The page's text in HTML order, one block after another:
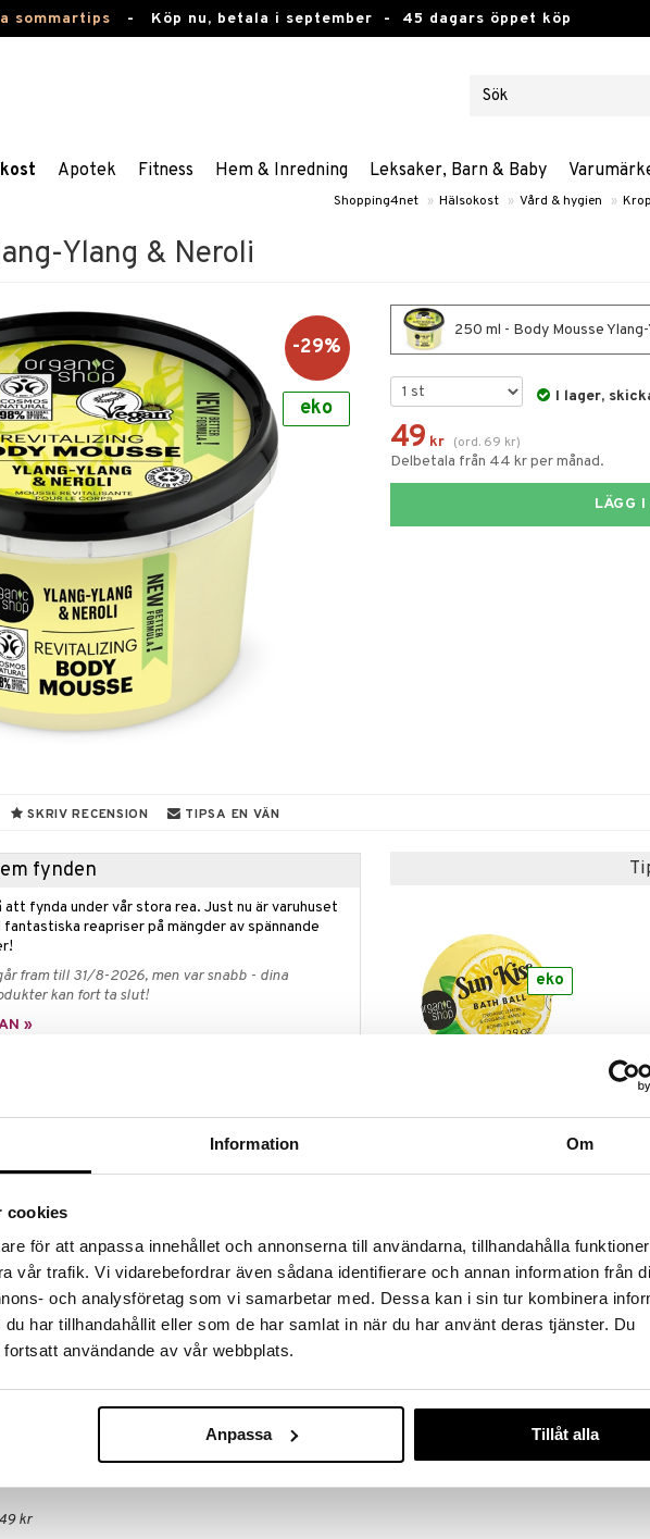
Information Om
cookies
för att anpassa innehållet och annonserna till användarna, tillhandahålla
vår trafik. Vi vidarebefordrar även sådana identifierare och annan information från
och analysföretag som vi samarbetar med. Dessa kan i sin tur kombinera
har tillhandahållit eller som de har samlat in när du har använt deras tjänster. Du
användande av vår webbplats.
Anpassa Tillåt alla
sommartips - Köp nu, betala i september - 45 dagars öppet köp
Apotek Fitness Hem & Inredning Leksaker, Barn & Baby
Shopping4net » Hälsokost » Vård & hygien »
Ylang & Neroli
-29%
eko
250 ml - Body Mousse
I lager,
49 kr (ord. 69 kr)
Delbetala från 44 kr per månad.
LÄGG
SKRIV RECENSION TIPSA EN VÄN
fynden
att fynda under vår stora rea. Just nu är varuhuset
reapriser på mängder av spännande
fram till 31/8-2026, men var snabb - dina
kan fort ta slut!
»
med ekologisk ylang-ylang olja och ekologisk neroli
samtidigt som den ger den en extraordinär
Stearate, Cetearyl Alcohol, Hydrogenated
Parkii Buty, Capryl/Capric Triglyceride,
Amara Flower Water*, Cananga Extract
Xantangummi, natriumstearoylglutamat,
natriumbensoat, kaliumsorbat, parfym,
från ekologiskt jordbruk.
kr
39 kr
eko